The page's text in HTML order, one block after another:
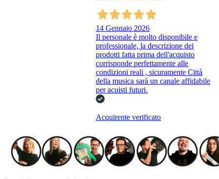
14 Gennaio 2026
Il personale è molto disponibile e
professionale, la descrizione dei
prodotti fatta prima dell'acquisto
corrisponde perfettamente alle
condizioni reali , sicuramente Città
della musica sarà un canale affidabile
per acuisti futuri.
Acquirente verificato